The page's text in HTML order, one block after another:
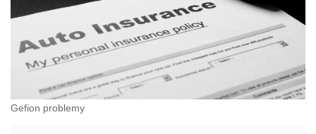
Gefion problemy